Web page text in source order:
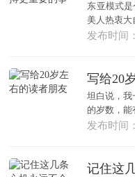
东亚模式是个绕不
美人热衷大
发布时间
写给20
坦白说，我
的岁数，能
发布时间
记住这